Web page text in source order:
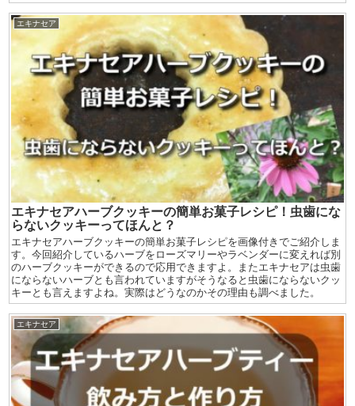
エキナセア
エキナセアハーブクッキーの簡単お菓子レシピ！虫歯にな
らないクッキーってほんと？
エキナセアハーブクッキーの簡単お菓子レシピを画像付きでご紹介しま
す。今回紹介しているハーブをローズマリーやラベンダーに変えれば別
のハーブクッキーができるので応用できますよ。またエキナセアは虫歯
にならないハーブとも言われていますがそうなると虫歯にならないクッ
キーとも言えますよね。実際はどうなのかその理由も調べました。
エキナセア